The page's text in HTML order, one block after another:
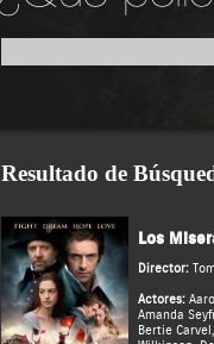
Resultado de
Los
Director:
Actores:
Amanda
Bertie Carvel